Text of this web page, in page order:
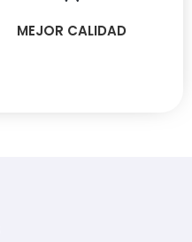
MEJOR CALIDAD